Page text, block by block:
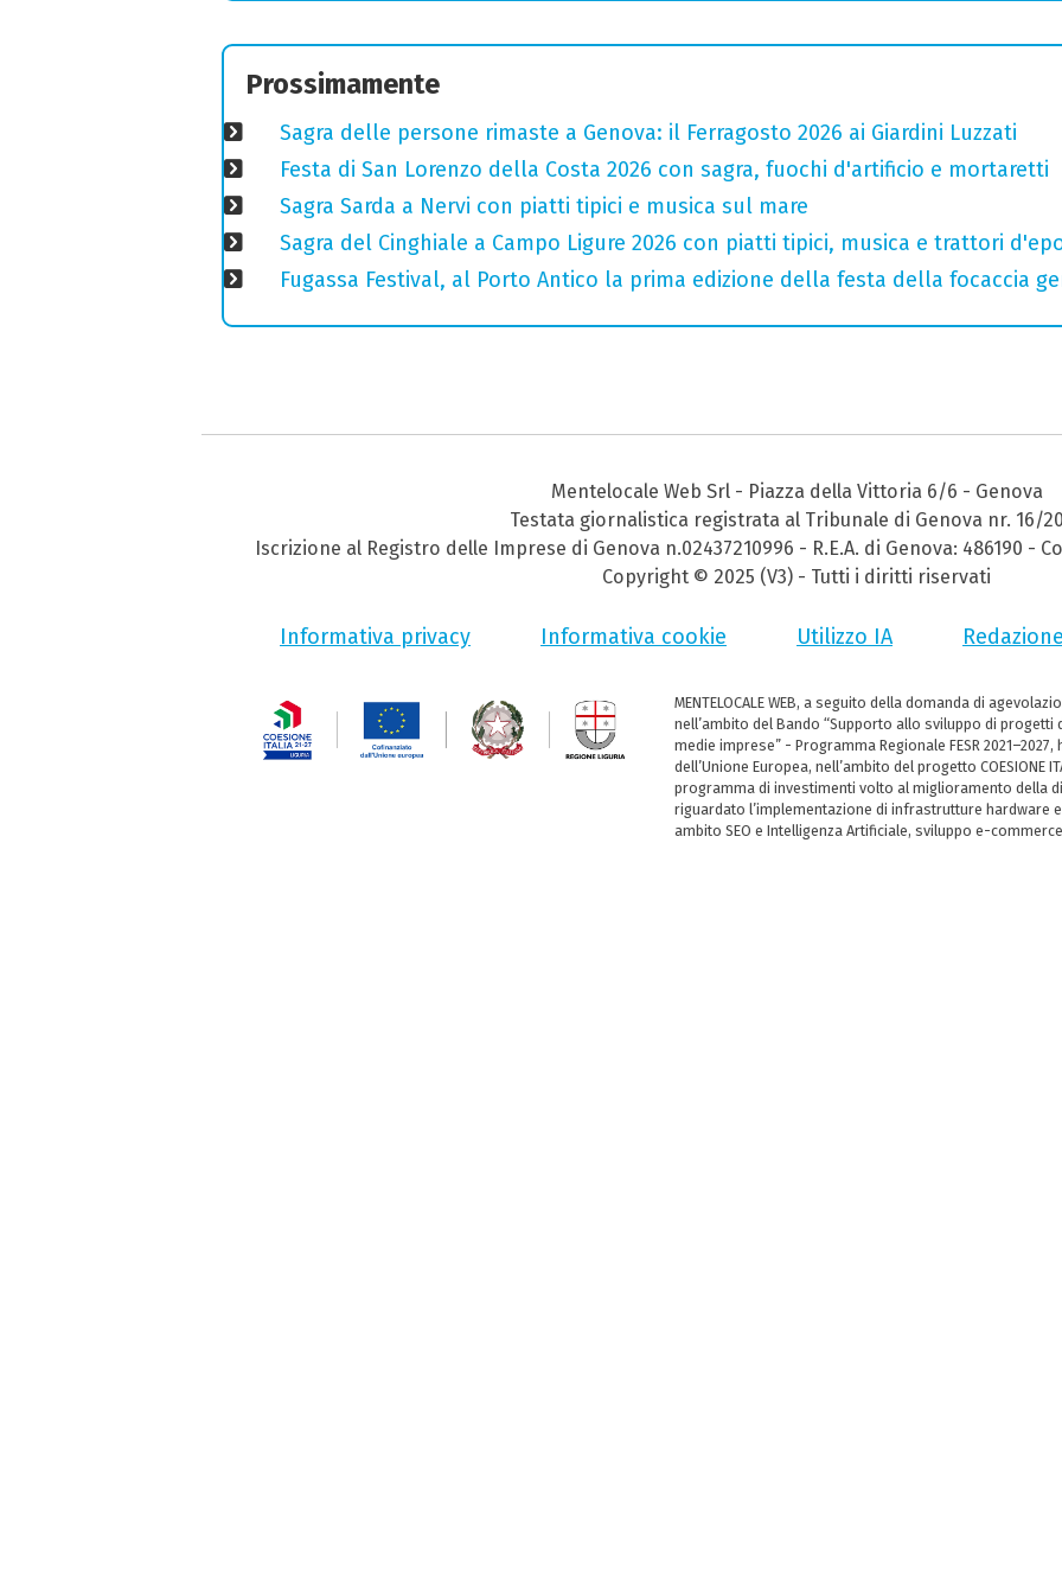
Prossimamente
Sagra delle persone rimaste a Genova: il Ferragosto 2026 ai Giardini Luzzati
Festa di San Lorenzo della Costa 2026 con sagra, fuochi d'artificio e mortaretti
Sagra Sarda a Nervi con piatti tipici e musica sul mare
Sagra del Cinghiale a Campo Ligure 2026 con piatti tipici, musica e trattori
Fugassa Festival, al Porto Antico la prima edizione della festa della focaccia
Mentelocale Web Srl - Piazza della Vittoria 6/6 - Genova
Testata giornalistica registrata al Tribunale di Genova nr. 16/
Iscrizione al Registro delle Imprese di Genova n.02437210996 - R.E.A. di Genova: 486190 -
Copyright © 2025 (V3) - Tutti i diritti riservati
Informativa privacy Informativa cookie Utilizzo IA Redazione
MENTELOCALE WEB, a seguito della domanda di
nell’ambito del Bando “Supporto allo sviluppo di
medie imprese” - Programma Regionale FESR
dell’Unione Europea, nell’ambito del progetto COESIONE
programma di investimenti volto al miglioramento della
riguardato l’implementazione di infrastrutture hardware
ambito SEO e Intelligenza Artificiale, sviluppo e-commerce